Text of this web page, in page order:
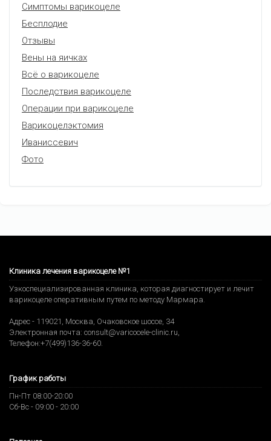
Симптомы варикоцеле
Бесплодие
Отзывы
Вены на яичках
Всё о варикоцеле
Последствия варикоцеле
Операции при варикоцеле
Варикоцелэктомия
Иваниссевич
Фото
Клиника лечения варикоцеле №1
Узкоспециализированная клиника, которая диагностирует и лечит
варикоцеле оперативным путем по методу Мармара.
Адрес - 119021 Москва Очаковское шоссе, 34
Электронная почта: consult@varicocele-clinic.ru
Телефон:+7(499)136-36-60
График работы
Пн-Пт 08:00-20:00
Сб-Вс - 09:00 - 20:00